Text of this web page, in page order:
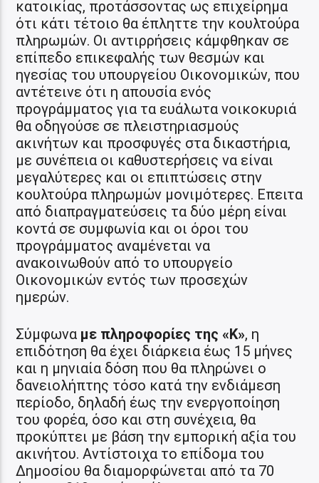
κατοικίας, προτάσσοντας ως επιχείρημα
ότι κάτι τέτοιο θα έπληττε την κουλτούρα
πληρωμών. Οι αντιρρήσεις κάμφθηκαν σε
επίπεδο επικεφαλής των θεσμών και
ηγεσίας του υπουργείου Οικονομικών, που
αντέτεινε ότι η απουσία ενός
προγράμματος για τα ευάλωτα νοικοκυριά
θα οδηγούσε σε πλειστηριασμούς
ακινήτων και προσφυγές στα δικαστήρια,
με συνέπεια οι καθυστερήσεις να είναι
μεγαλύτερες και οι επιπτώσεις στην
κουλτούρα πληρωμών μονιμότερες. Επειτα
από διαπραγματεύσεις τα δύο μέρη είναι
κοντά σε συμφωνία και οι όροι του
προγράμματος αναμένεται να
ανακοινωθούν από το υπουργείο
Οικονομικών εντός των προσεχών
ημερών.
Σύμφωνα με πληροφορίες της «Κ», η
επιδότηση θα έχει διάρκεια έως 15 μήνες
και η μηνιαία δόση που θα πληρώνει ο
δανειολήπτης τόσο κατά την ενδιάμεση
περίοδο, δηλαδή έως την ενεργοποίηση
του φορέα, όσο και στη συνέχεια, θα
προκύπτει με βάση την εμπορική αξία του
ακινήτου. Αντίστοιχα το επίδομα του
Δημοσίου θα διαμορφώνεται από τα 70